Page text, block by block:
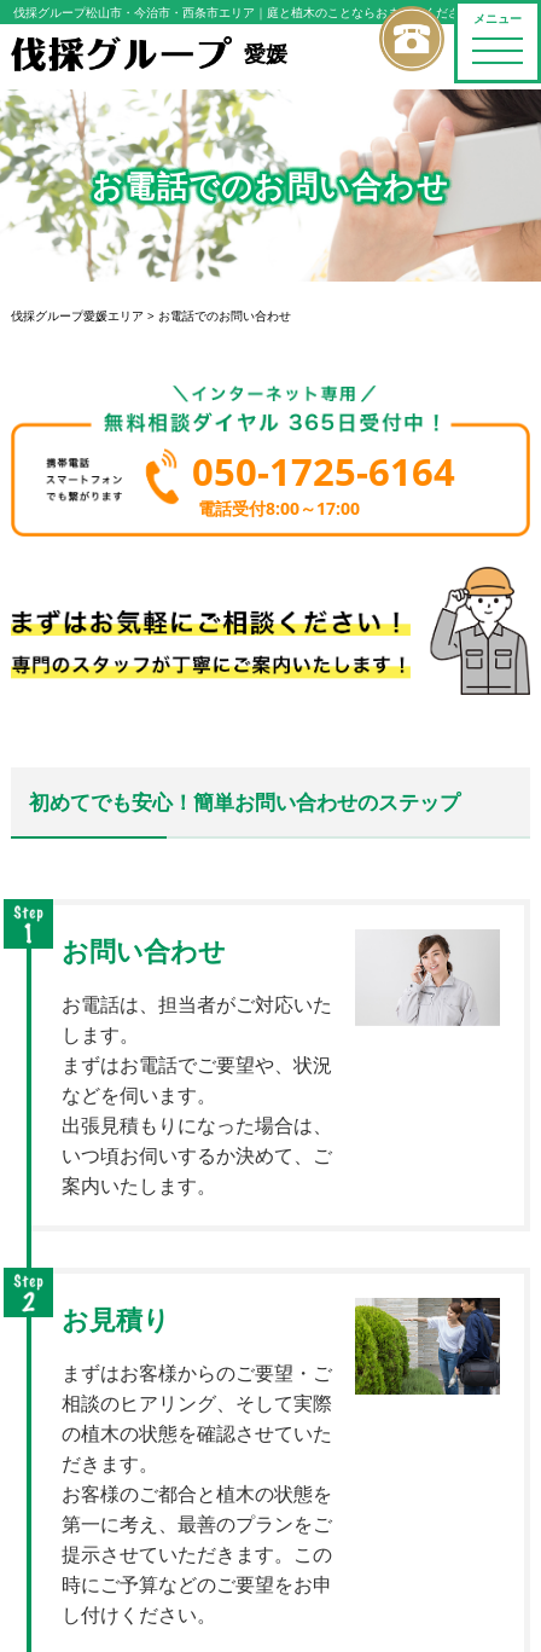
メニュー
toggle
伐採グループ松山市・今治市・西条市エリア ｜庭と植木のことならおまかせください
愛媛
お電話でのお問い合わせ
伐採グループ愛媛エリア > お電話でのお問い合わせ
050-1725-6164
電話受付8:00～17:00
初めてでも安心！簡単お問い合わせのステップ
お問い合わせ
お電話は、担当者がご対応いた
します。
まずはお電話でご要望や、状況
などを伺います。
出張見積もりになった場合は、
いつ頃お伺いするか決めて、ご
案内いたします。
お見積り
まずはお客様からのご要望・ご
相談のヒアリング、そして実際
の植木の状態を確認させていた
だきます。
お客様のご都合と植木の状態を
第一に考え、最善のプランをご
提示させていただきます。この
時にご予算などのご要望をお申
し付けください。